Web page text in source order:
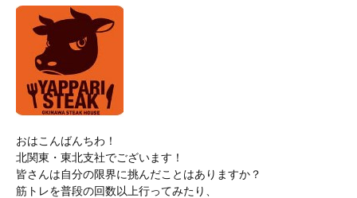
おはこんばんちわ！
北関東・東北支社でございます！
皆さんは自分の限界に挑んだことはありますか？
筋トレを普段の回数以上行ってみたり、